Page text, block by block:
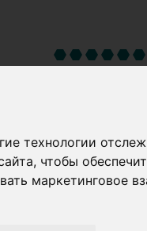
технологии
, чтобы
маркетинговое
01